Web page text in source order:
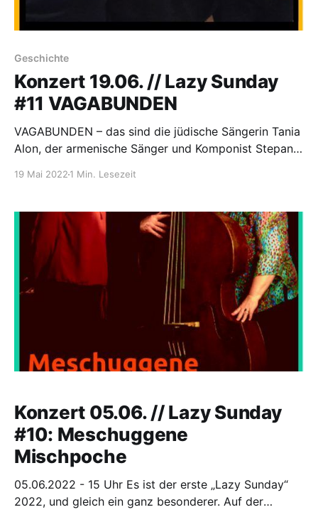
Geschichte
Konzert 19.06. // Lazy Sunday
#11 VAGABUNDEN
VAGABUNDEN – das sind die jüdische Sängerin Tania
Alon, der armenische Sänger und Komponist Stepan
musikalisch die Erfahrungen zweier Völkermorde. Sie
singen aber auch über Liebe, den Wunsch nach
Frieden und alles, was Völker
19 Mai 2022 1 Min. Lesezeit
Konzert 05.06. // Lazy Sunday
#10: Meschuggene
Mischpoche
05.06.2022 - 15 Uhr Es ist der erste „Lazy Sunday“
2022, und gleich ein ganz besonderer. Auf der